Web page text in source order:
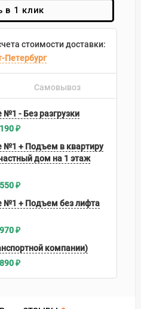
в 1 клик
стоимости доставки:
Петербург
Самовывоз
№1 - Без разгрузки
₽
№1 + Подъем в квартиру
дом на 1 этаж
₽
№1 + Подъем без лифта
₽
компании)
₽